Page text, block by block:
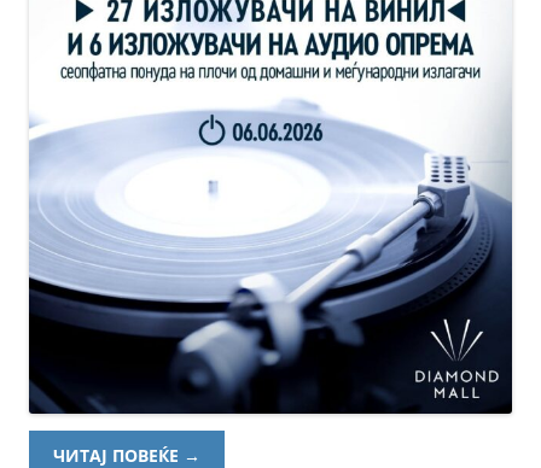
ЧИТАЈ ПОВЕЌЕ →